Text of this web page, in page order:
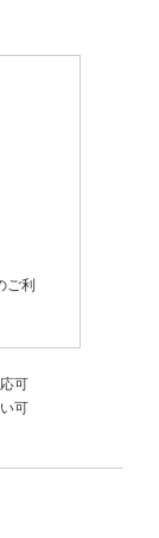
ご利
可
可